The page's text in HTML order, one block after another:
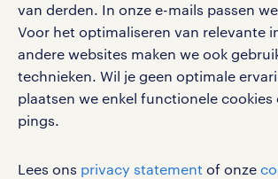
van derden. In onze e-mails passen
Voor het optimaliseren van relevante
andere websites maken we ook
technieken. Wil je geen optimale
plaatsen we enkel functionele cookies
pings.
Lees ons privacy statement of onze
werken bij randstad
gebruikersvoorwaarden
privacystatement
cookies